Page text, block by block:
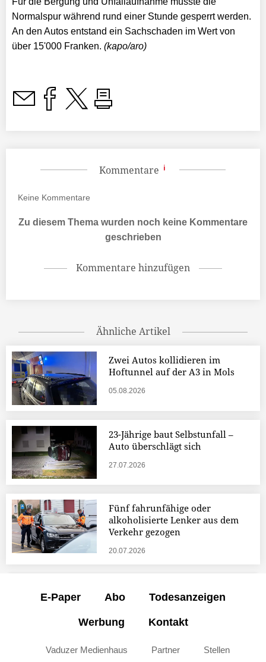
Normalspur während rund einer Stunde gesperrt werden.
An den Autos entstand ein Sachschaden im Wert von
über 15'000 Franken. (kapo/aro)
Kommentare
Keine Kommentare
Zu diesem Thema wurden noch keine Kommentare
geschrieben
Kommentare hinzufügen
Ähnliche Artikel
Zwei Autos kollidieren im
Hoftunnel auf der A3 in Mols
05.08.2026
23-Jährige baut Selbstunfall –
Auto überschlägt sich
27.07.2026
Fünf fahrunfähige oder
alkoholisierte Lenker aus dem
Verkehr gezogen
20.07.2026
E-Paper Abo Todesanzeigen
Werbung Kontakt
Vaduzer Medienhaus Partner Stellen